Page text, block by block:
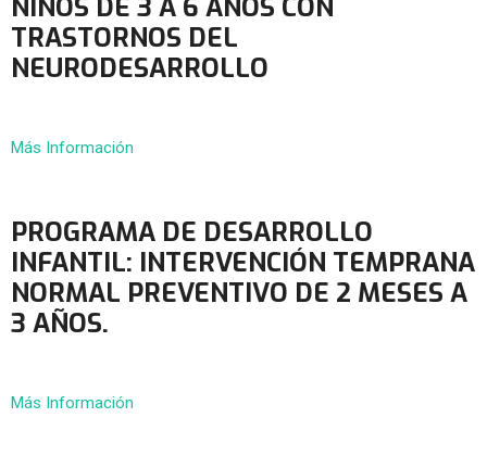
NIÑOS DE 3 A 6 AÑOS CON
TRASTORNOS DEL
NEURODESARROLLO
Más Información
PROGRAMA DE DESARROLLO
INFANTIL: INTERVENCIÓN TEMPRANA
NORMAL PREVENTIVO DE 2 MESES A
3 AÑOS.
Más Información